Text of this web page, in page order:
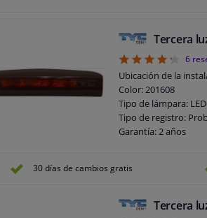
Tercera
4.33
6
Ubicación de la
Color: 201608
Tipo de lámpara: LED
Tipo de registro:
Garantía: 2 años
30 días de cambios gratis
Tercera